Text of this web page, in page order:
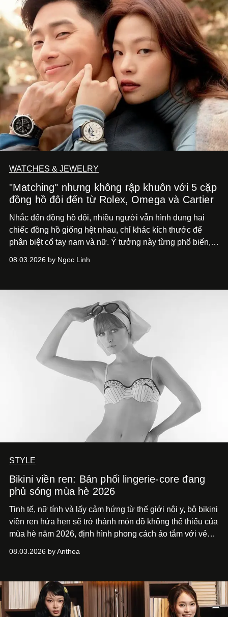
WATCHES & JEWELRY
"Matching" nhưng không rập khuôn với 5 cặp
đồng hồ đôi đến từ Rolex, Omega và Cartier
Nhắc đến đồng hồ đôi, nhiều người vẫn hình dung hai
chiếc đồng hồ giống hệt nhau, chỉ khác kích thước để
phân biệt cổ tay nam và nữ. Ý tưởng này từng phổ biến,
khá rập khuôn. Nói lời tạm biết hai phiên bản nam nữ
mải miết tìm kiếm sự đồng nhất tuyệt đối. Họ để những
đường nét, tỷ lệ và bảng màu nối liền hai thiết kế, dù mỗi
phiên bản vẫn mang linh hồn riêng.
08.03.2026 by Ngọc Linh
STYLE
Bikini viền ren: Bản phối lingerie-core đang
phủ sóng mùa hè 2026
Tinh tế, nữ tính và lấy cảm hứng từ thế giới nội y, bộ bikini
viền ren hứa hẹn sẽ trở thành món đồ không thể thiếu của
mùa hè năm 2026, định hình phong cách áo tắm với vẻ
08.03.2026 by Anthea